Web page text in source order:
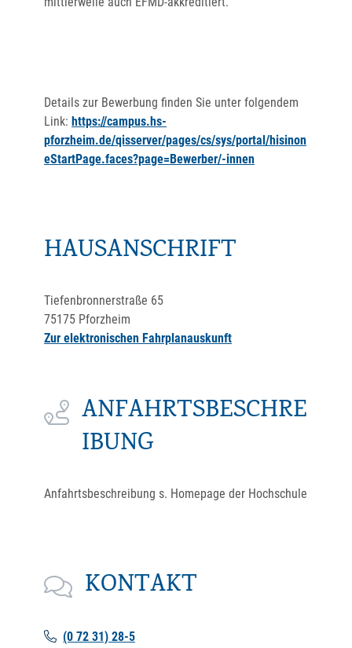
Details zur Bewerbung finden Sie unter folgendem
Link: https://campus.hs-
pforzheim.de/qisserver/pages/cs/sys/portal/hisinon
eStartPage.faces?page=Bewerber/-innen
HAUSANSCHRIFT
Tiefenbronnerstraße 65
75175 Pforzheim
Zur elektronischen Fahrplanauskunft
ANFAHRTSBESCHRE
IBUNG
Anfahrtsbeschreibung s. Homepage der Hochschule
KONTAKT
(0 72 31) 28-5